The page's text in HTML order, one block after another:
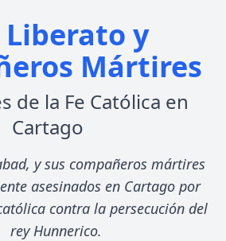
Liberato y
Mártires
de la Fe Católica en
Cartago
y sus compañeros mártires
asesinados en Cartago por
contra la persecución del
rey Hunnerico.